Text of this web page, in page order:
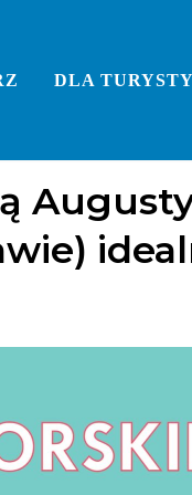
DLA TURYSTY